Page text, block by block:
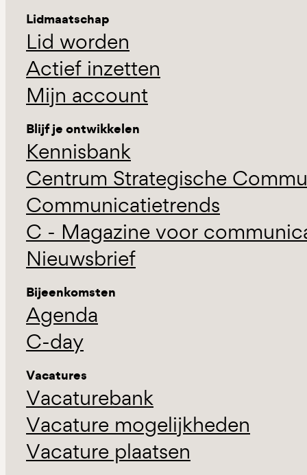
Lidmaatschap
Lid worden
Actief inzetten
Mijn account
Blijf je ontwikkelen
Kennisbank
Centrum Strategische
Communicatietrends
C - Magazine voor
Nieuwsbrief
Bijeenkomsten
Agenda
C-day
Vacatures
Vacaturebank
Vacature mogelijkheden
Vacature plaatsen